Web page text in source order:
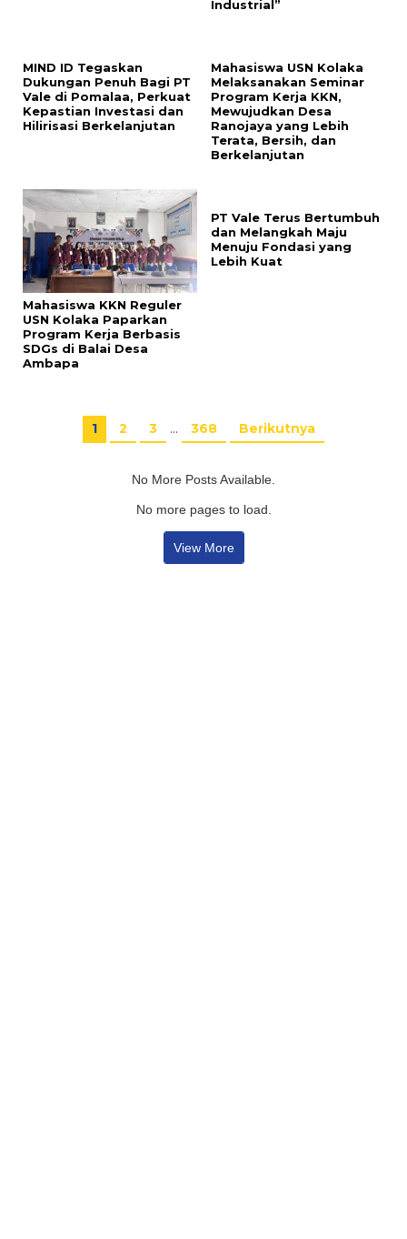
Industrial”
MIND ID Tegaskan
Dukungan Penuh Bagi PT
Vale di Pomalaa, Perkuat
Kepastian Investasi dan
Hilirisasi Berkelanjutan
Mahasiswa USN Kolaka
Melaksanakan Seminar
Program Kerja KKN,
Mewujudkan Desa
Ranojaya yang Lebih
Terata, Bersih, dan
Berkelanjutan
Mahasiswa KKN Reguler
USN Kolaka Paparkan
Program Kerja Berbasis
SDGs di Balai Desa
Ambapa
PT Vale Terus Bertumbuh
dan Melangkah Maju
Menuju Fondasi yang
Lebih Kuat
1 2 3 … 368 Berikutnya
No More Posts Available.
No more pages to load.
View More